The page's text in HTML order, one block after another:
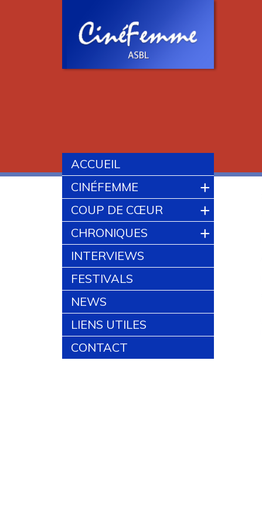
ACCUEIL
CINÉFEMME
+
COUP DE CŒUR +
CHRONIQUES +
INTERVIEWS
FESTIVALS
NEWS
LIENS UTILES
CONTACT